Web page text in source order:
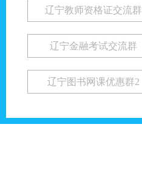
辽宁教师资格证交流群
辽宁金融考试交流群
辽宁图书网课优惠群2